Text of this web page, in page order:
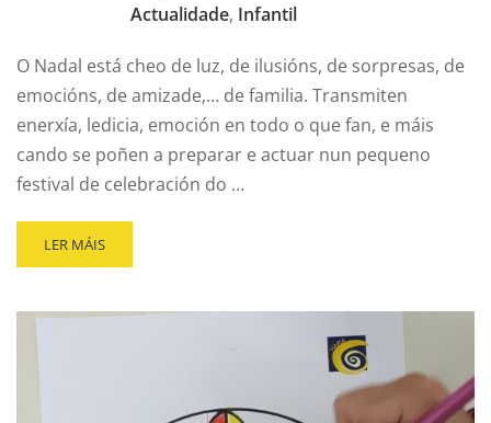
Actualidade, Infantil
O Nadal está cheo de luz, de ilusións, de sorpresas, de
emocións, de amizade,… de familia. Transmiten
enerxía, ledicia, emoción en todo o que fan, e máis
cando se poñen a preparar e actuar nun pequeno
festival de celebración do …
LER MÁIS